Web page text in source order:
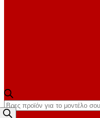
Products
search